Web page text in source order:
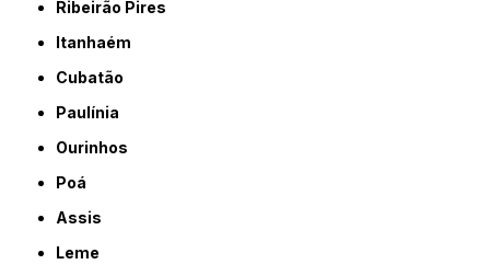
Ribeirão Pires
Itanhaém
Cubatão
Paulínia
Ourinhos
Poá
Assis
Leme